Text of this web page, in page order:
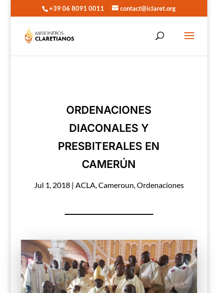
+39 06 8091 0011 contact@iclaret.org
ORDENACIONES
DIACONALES Y
PRESBITERALES EN
CAMERÚN
Jul 1, 2018| ACLA,Cameroun,Ordenaciones